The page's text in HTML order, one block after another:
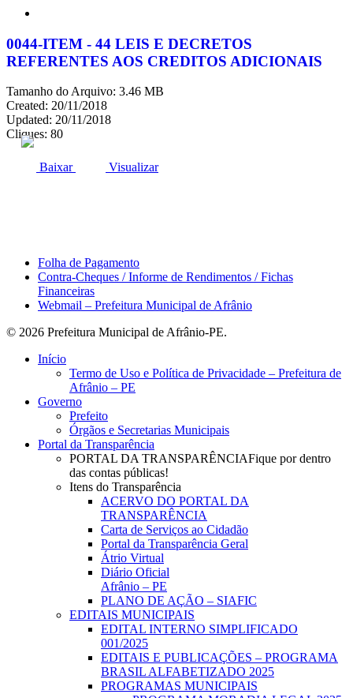
0044-ITEM - 44 LEIS E DECRETOS
REFERENTES AOS CREDITOS ADICIONAIS
Tamanho do Arquivo: 3.46 MB
Created: 20/11/2018
Updated: 20/11/2018
Cliques: 80
Baixar Visualizar
Folha de Pagamento
Contra-Cheques / Informe de Rendimentos / Fichas
Financeiras
Webmail – Prefeitura Municipal de Afrânio
© 2026 Prefeitura Municipal de Afrânio-PE.
Close
Início
Termo de Uso e Política de Privacidade – Prefeitura de
Afrânio – PE
Governo
Prefeito
Órgãos e Secretarias Municipais
Portal da Transparência
PORTAL DA TRANSPARÊNCIAFique por dentro
das contas públicas!
Itens do Transparência
ACERVO DO PORTAL DA
TRANSPARÊNCIA
Carta de Serviços ao Cidadão
Portal da Transparência Geral
Átrio Virtual
Diário Oficial
Afrânio – PE
PLANO DE AÇÃO – SIAFIC
EDITAIS MUNICIPAIS
EDITAL INTERNO SIMPLIFICADO
001/2025
EDITAIS E PUBLICAÇÕES – PROGRAMA
BRASIL ALFABETIZADO 2025
PROGRAMAS MUNICIPAIS